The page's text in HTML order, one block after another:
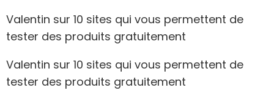
Valentin sur 10 sites qui vous permettent de
tester des produits gratuitement
Valentin sur 10 sites qui vous permettent de
tester des produits gratuitement